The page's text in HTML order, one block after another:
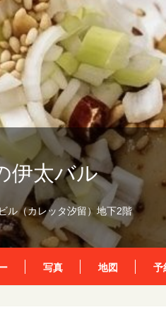
伊太バル
ル（カレッタ汐留）地下2階
写真 地図 予